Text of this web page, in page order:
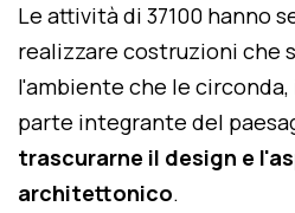
Le attività di 37100 hanno
realizzare costruzioni che
l'ambiente che le circonda,
parte integrante del
trascurarne il design e
architettonico.